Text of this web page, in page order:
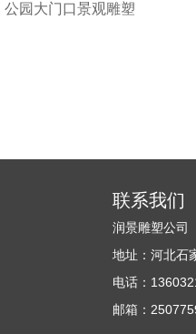
公园大门口景观雕塑
联系我们
润景雕塑公司
地址：河北石
电话：
邮箱：